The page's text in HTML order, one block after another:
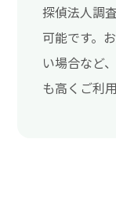
探偵法人調
可能です。
い場合など
も高くご利